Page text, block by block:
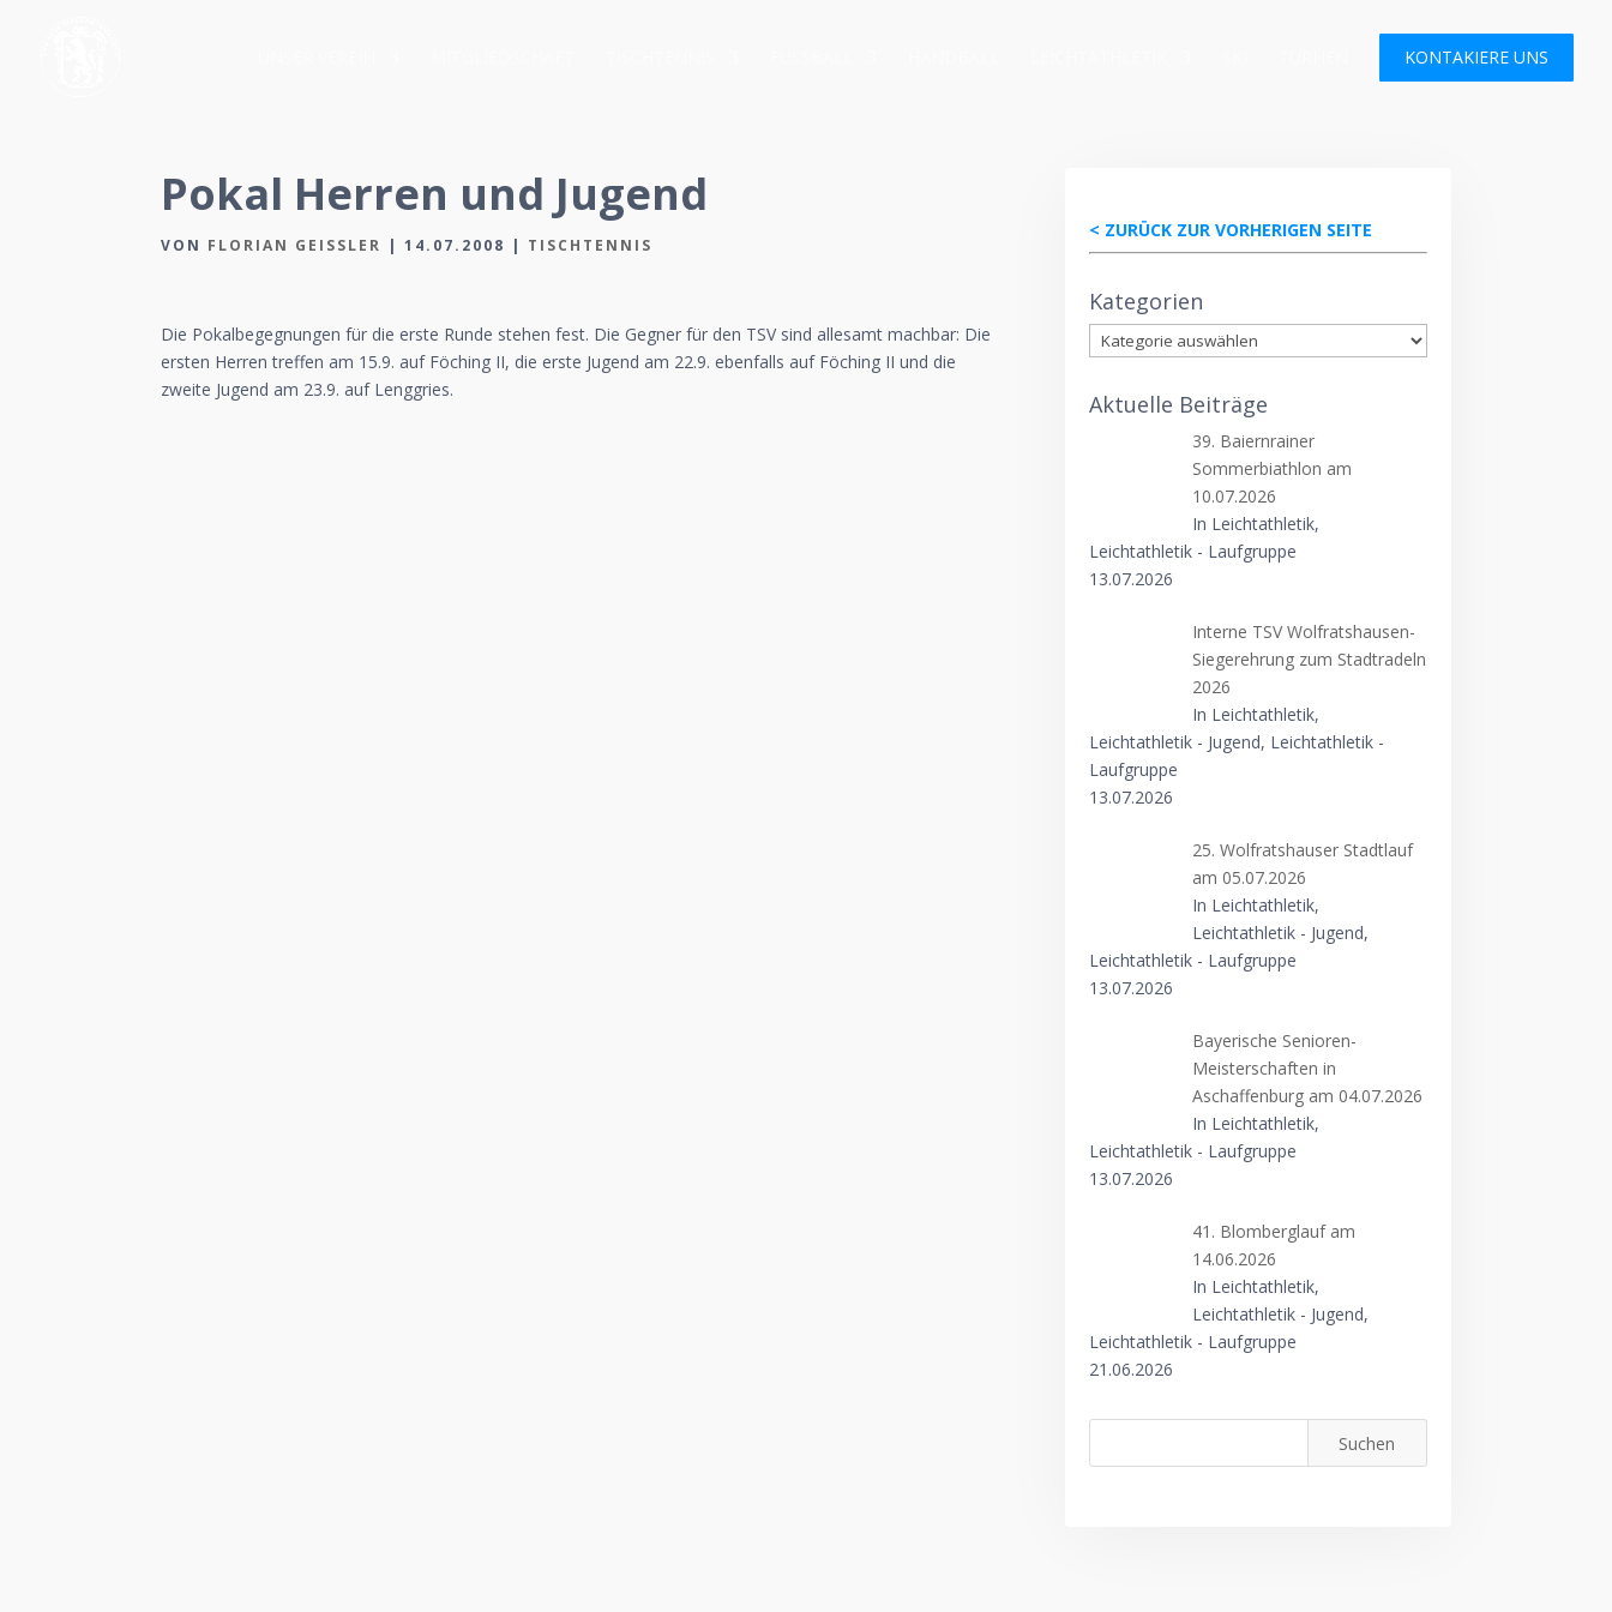
KONTAKIERE UNS
Pokal Herren und Jugend
VON FLORIAN GEISSLER |14.07.2008 | TISCHTENNIS
Die Pokalbegegnungen für die erste Runde stehen fest. Die Gegner für den TSV sind allesamt machbar: Die
ersten Herren treffen am 15.9. auf Föching II, die erste Jugend am 22.9. ebenfalls auf Föching II und die
zweite Jugend am 23.9. auf Lenggries.
< ZURÜCK ZUR VORHERIGEN SEITE
Kategorien
Kategorien
Aktuelle Beiträge
39. Baiernrainer
Sommerbiathlon am
10.07.2026
In Leichtathletik,
Leichtathletik - Laufgruppe
13.07.2026
Interne TSV Wolfratshausen-
Siegerehrung zum Stadtradeln
2026
In Leichtathletik,
Leichtathletik - Jugend, Leichtathletik -
Laufgruppe
13.07.2026
25. Wolfratshauser Stadtlauf
am 05.07.2026
In Leichtathletik,
Leichtathletik - Jugend,
Leichtathletik - Laufgruppe
13.07.2026
Bayerische Senioren-
Meisterschaften in
Aschaffenburg am 04.07.2026
In Leichtathletik,
Leichtathletik - Laufgruppe
13.07.2026
41. Blomberglauf am
14.06.2026
In Leichtathletik,
Leichtathletik - Jugend,
Leichtathletik - Laufgruppe
21.06.2026